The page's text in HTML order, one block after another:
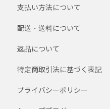
支払い方法について
配送・送料について
返品について
特定商取引法に基づく表記
プライバシーポリシー